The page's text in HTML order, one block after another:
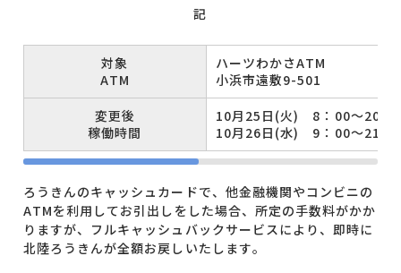
記
対象
ATM
ハーツわかさATM
小浜市遠敷9-501
変更後
稼働時間
10月25日(火) 8：00～20：
10月26日(水) 9：00～21：
ろうきんのキャッシュカードで、他金融機関やコンビニの
ATMを利用してお引出しをした場合、所定の手数料がかか
りますが、フルキャッシュバックサービスにより、即時に
北陸ろうきんが全額お戻しいたします。